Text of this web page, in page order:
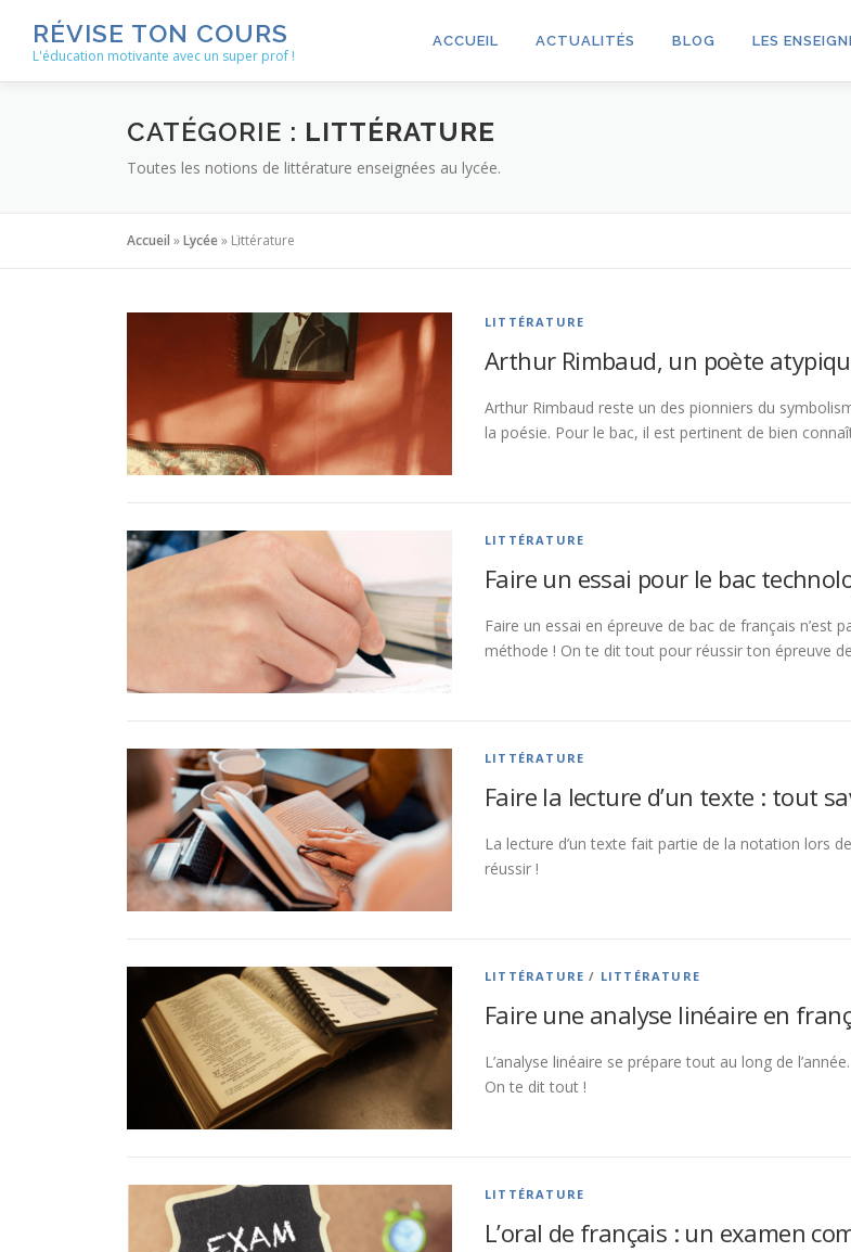
contenu
RÉVISE TON COURS
L'éducation motivante avec un super prof !
ACCUEIL ACTUALITÉS BLOG LES
CATÉGORIE : LITTÉRATURE
Toutes les notions de littérature enseignées au lycée.
Accueil »Lycée» Littérature
LITTÉRATURE
Arthur Rimbaud, un poète
Arthur Rimbaud reste un des pionniers du
la poésie. Pour le bac, il est pertinent de bien
LITTÉRATURE
Faire un essai pour le bac
Faire un essai en épreuve de bac de français n’est
méthode ! On te dit tout pour réussir ton épreuve
LITTÉRATURE
Faire la lecture d’un texte : tout
La lecture d’un texte fait partie de la notation lors
réussir !
LITTÉRATURE / LITTÉRATURE
Faire une analyse linéaire en
L’analyse linéaire se prépare tout au long de
On te dit tout !
LITTÉRATURE
L’oral de français : un examen